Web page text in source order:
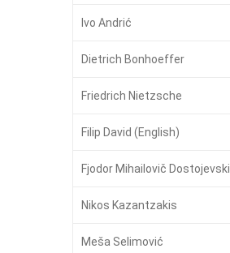
Ivo Andrić
Dietrich Bonhoeffer
Friedrich Nietzsche
Filip David (English)
Fjodor Mihailovič Dostojevski
Nikos Kazantzakis
Meša Selimović